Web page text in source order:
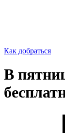
Как добраться
В